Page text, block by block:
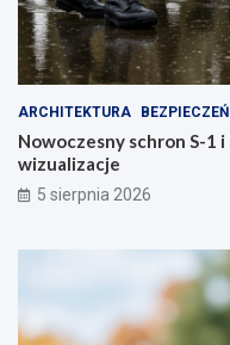
ARCHITEKTURA
Nowoczesny schron S-1
wizualizacje
5 sierpnia 2026